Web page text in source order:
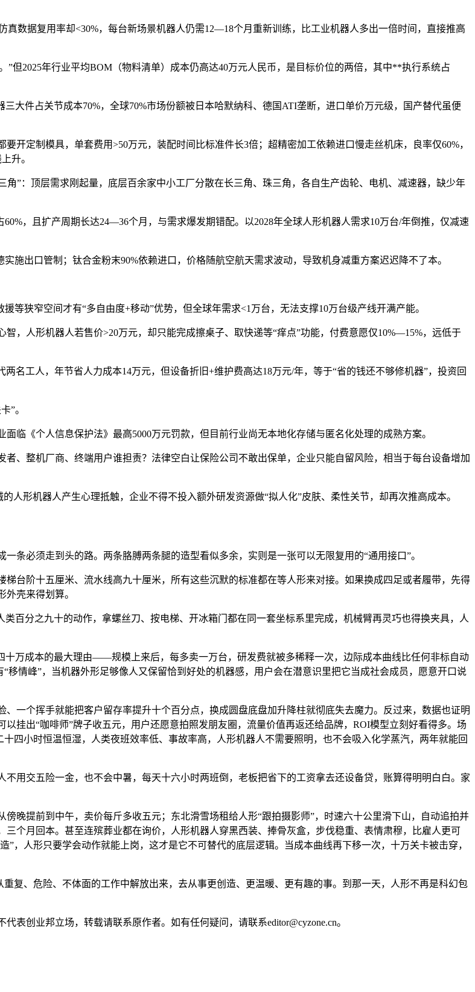
数据复用率却<30%，每台新场景机器人仍需12—18个月重新训练，比工业机器人多出一倍时间，直接推高
但2025年行业平均BOM（物料清单）成本仍高达40万元人民币，是目标价位的两倍，其中**执行系统占
大件占关节成本70%，全球70%市场份额被日本哈默纳科、德国ATI垄断，进口单价万元级，国产替代虽便
开定制模具，单套费用>50万元，装配时间比标准件长3倍；超精密加工依赖进口慢走丝机床，良率仅60%，
升。
”：顶层需求刚起量，底层百余家中小工厂分散在长三角、珠三角，各自生产齿轮、电机、减速器，缺少年
，且扩产周期长达24—36个月，与需求爆发期错配。以2028年全球人形机器人需求10万台/年倒推，仅减速
施出口管制；钛合金粉末90%依赖进口，价格随航空航天需求波动，导致机身减重方案迟迟降不了本。
等狭窄空间才有“多自由度+移动”优势，但全球年需求<1万台，无法支撑10万台级产线开满产能。
，人形机器人若售价>20万元，却只能完成擦桌子、取快递等“痒点”功能，付费意愿仅10%—15%，远低于
名工人，年节省人力成本14万元，但设备折旧+维护费高达18万元/年，等于“省的钱还不够修机器”，投资回
”。
临《个人信息保护法》最高5000万元罚款，但目前行业尚无本地化存储与匿名化处理的成熟方案。
、整机厂商、终端用户谁担责？法律空白让保险公司不敢出保单，企业只能自留风险，相当于每台设备增加
人形机器人产生心理抵触，企业不得不投入额外研发资源做“拟人化”皮肤、柔性关节，却再次推高成本。
条必须走到头的路。两条胳膊两条腿的造型看似多余，实则是一张可以无限复用的“通用接口”。
台阶十五厘米、流水线高九十厘米，所有这些沉默的标准都在等人形来对接。如果换成四足或者履带，先得
壳来得划算。
百分之九十的动作，拿螺丝刀、按电梯、开冰箱门都在同一套坐标系里完成，机械臂再灵巧也得换夹具，人
十万成本的最大理由——规模上来后，每多卖一万台，研发费就被多稀释一次，边际成本曲线比任何非标自动
移情峰”，当机器外形足够像人又保留恰到好处的机器感，用户会在潜意识里把它当成社会成员，愿意开口说
一个挥手就能把客户留存率提升十个百分点，换成圆盘底盘加升降柱就彻底失去魔力。反过来，数据也证明
挂出“咖啡师”牌子收五元，用户还愿意拍照发朋友圈，流量价值再返还给品牌，ROI模型立刻好看得多。场
四小时恒温恒湿，人类夜班效率低、事故率高，人形机器人不需要照明，也不会吸入化学蒸汽，两年就能回
用交五险一金，也不会中暑，每天十六小时两班倒，老板把省下的工资拿去还设备贷，账算得明明白白。家
晚提前到中午，卖价每斤多收五元；东北滑雪场租给人形“跟拍摄影师”，时速六十公里滑下山，自动追拍并
个月回本。甚至连殡葬业都在询价，人形机器人穿黑西装、捧骨灰盒，步伐稳重、表情肃穆，比雇人更可
，人形只要学会动作就能上岗，这才是它不可替代的底层逻辑。当成本曲线再下移一次，十万关卡被击穿，
复、危险、不体面的工作中解放出来，去从事更创造、更温暖、更有趣的事。到那一天，人形不再是科幻包
创业邦立场，转载请联系原作者。如有任何疑问，请联系editor@cyzone.cn。